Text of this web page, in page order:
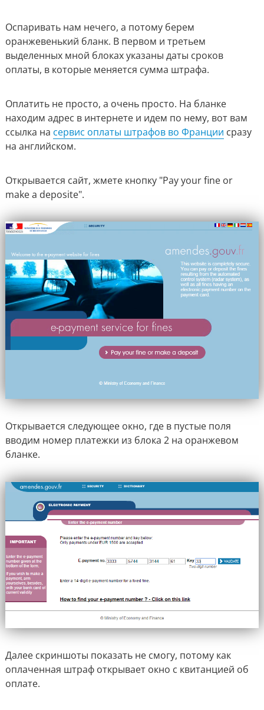
Оспаривать нам нечего, а потому берем
оранжевенький бланк. В первом и третьем
выделенных мной блоках указаны даты сроков
оплаты, в которые меняется сумма штрафа.
Оплатить не просто, а очень просто. На бланке
находим адрес в интернете и идем по нему, вот вам
ссылка на сервис оплаты штрафов во Франции сразу
на английском.
Открывается сайт, жмете кнопку "Pay your fine or
make a deposite".
Открывается следующее окно, где в пустые поля
вводим номер платежки из блока 2 на оранжевом
бланке.
Далее скриншоты показать не смогу, потому как
оплаченная штраф открывает окно с квитанцией об
оплате.